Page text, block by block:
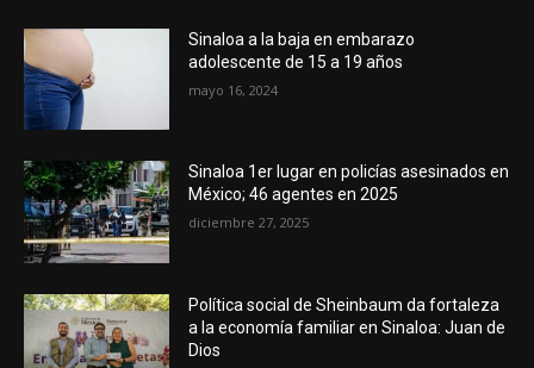
Sinaloa a la baja en embarazo
adolescente de 15 a 19 años
mayo 16, 2024
Sinaloa 1er lugar en policías asesinados en
México; 46 agentes en 2025
diciembre 27, 2025
Política social de Sheinbaum da fortaleza
a la economía familiar en Sinaloa: Juan de
Dios